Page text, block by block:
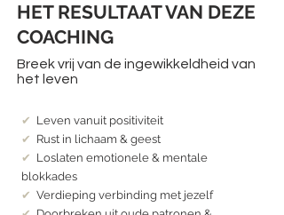
HET RESULTAAT VAN DEZE
COACHING
Breek vrij van de ingewikkeldheid van
het leven
✔︎ Leven vanuit positiviteit
✔︎ Rust in lichaam & geest
✔︎ Loslaten emotionele & mentale
blokkades
✔︎ Verdieping verbinding met jezelf